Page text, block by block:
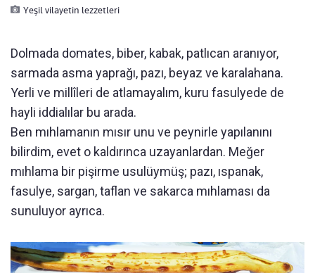
Yeşil vilayetin lezzetleri
Dolmada domates, biber, kabak, patlıcan aranıyor,
sarmada asma yaprağı, pazı, beyaz ve karalahana.
Yerli ve millîleri de atlamayalım, kuru fasulyede de
hayli iddialılar bu arada.
Ben mıhlamanın mısır unu ve peynirle yapılanını
bilirdim, evet o kaldırınca uzayanlardan. Meğer
mıhlama bir pişirme usulüymüş; pazı, ıspanak,
fasulye, sargan, taflan ve sakarca mıhlaması da
sunuluyor ayrıca.